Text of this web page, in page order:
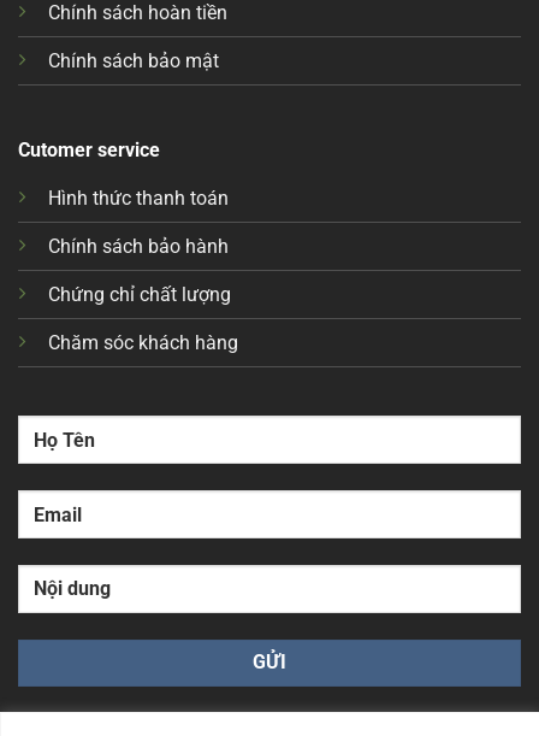
Chính sách hoàn tiền
Chính sách bảo mật
Cutomer service
Hình thức thanh toán
Chính sách bảo hành
Chứng chỉ chất lượng
Chăm sóc khách hàng